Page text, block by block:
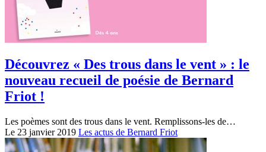
Découvrez « Des trous dans le vent » : le
nouveau recueil de poésie de Bernard
Friot !
Les poèmes sont des trous dans le vent. Remplissons-les de…
Le 23 janvier 2019 Les actus de Bernard Friot